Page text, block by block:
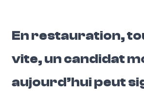
En restauration,
vite, un candidat
aujourd’hui peut